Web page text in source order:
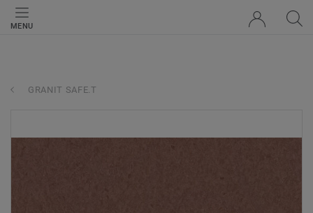
MENU
GRANIT SAFE.T